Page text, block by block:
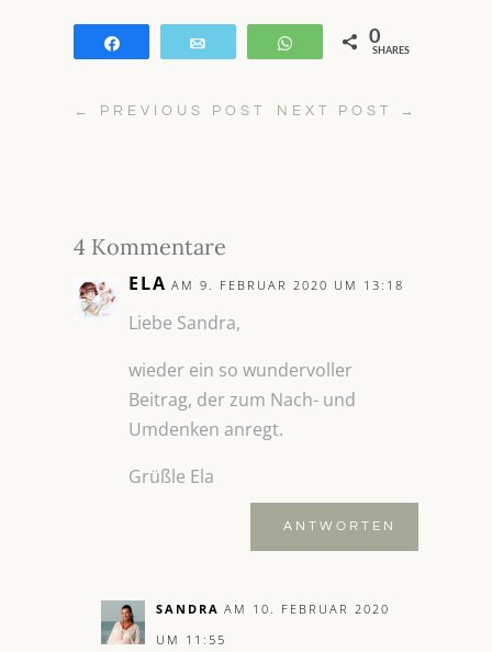
WhatsApp
0
SHARES
← PREVIOUS POST NEXT POST →
4 Kommentare
ELA AM 9. FEBRUAR 2020 UM 13:18
Liebe Sandra,
wieder ein so wundervoller
Beitrag, der zum Nach- und
Umdenken anregt.
Grüßle Ela
ANTWORTEN
SANDRA AM 10. FEBRUAR 2020
UM 11:55